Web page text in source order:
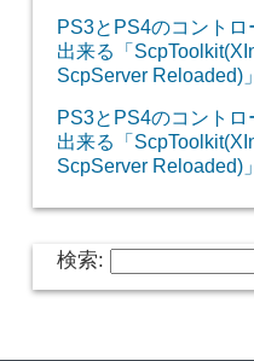
PS3とPS4のコント
出来る「
ScpServer Reloaded)」
PS3とPS4のコント
出来る「
ScpServer Reloaded)」
検索: